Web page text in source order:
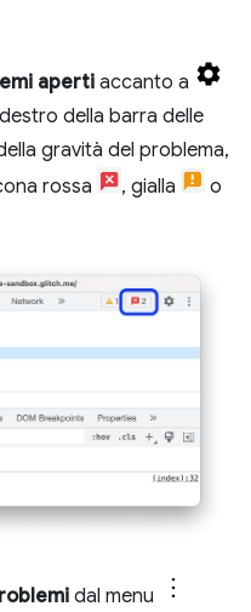
apertiaccanto a
della barra delle
gravità del problema,
rossa
, gialla
o
dal menu